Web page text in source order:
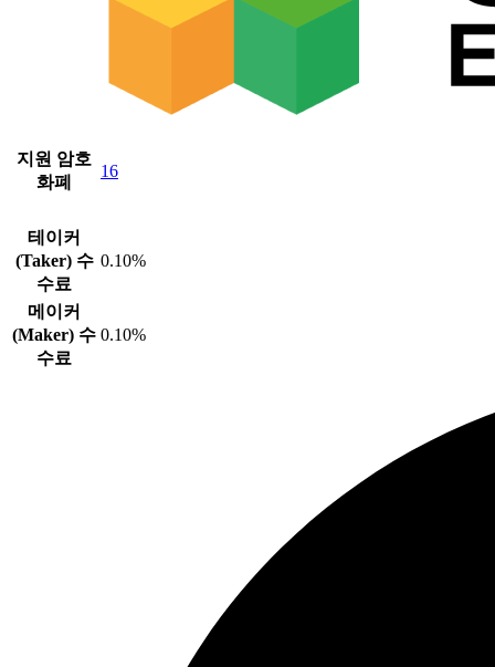
지원 암호
화폐
16
테이커
(Taker) 수
수료
0.10%
메이커
(Maker) 수
수료
0.10%